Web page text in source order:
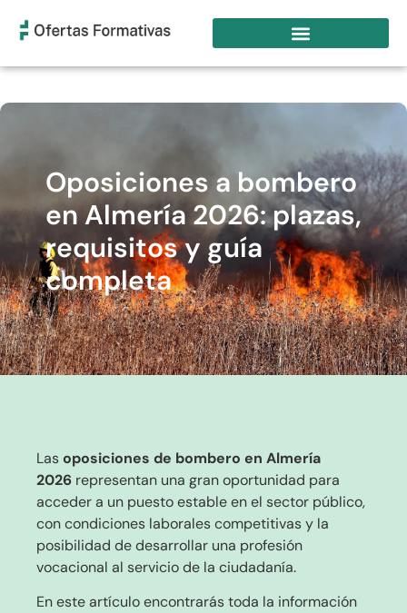
Oposiciones a bombero
en Almería 2026: plazas,
requisitos y guía
completa
Lasoposiciones de bombero en Almería
2026 representan una gran oportunidad para
acceder a un puesto estable en el sector público,
con condiciones laborales competitivas y la
posibilidad de desarrollar una profesión
vocacional al servicio de la ciudadanía.
En este artículo encontrarás toda la información